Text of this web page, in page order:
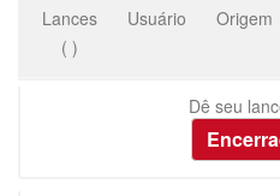
Lances
( )
Usuário Origem
Dê seu